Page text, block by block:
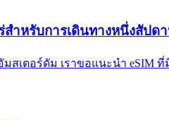
ำหรับการเดินทางหนึ่งสัปด
สเตอร์ดัม เราขอแนะนำ eSIM